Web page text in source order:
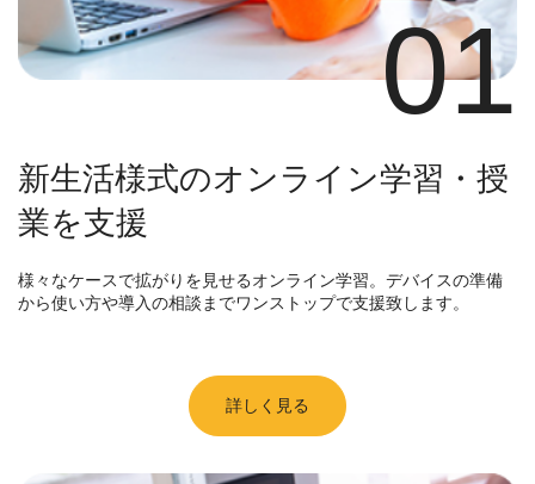
01
新生活様式のオンライン学習・授
業を支援
様々なケースで拡がりを見せるオンライン学習。デバイスの準備
から使い方や導入の相談までワンストップで支援致します。
詳しく見る